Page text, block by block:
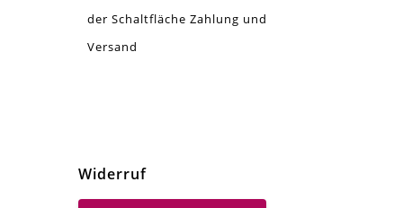
der Schaltfläche Zahlung und
Versand
Widerruf